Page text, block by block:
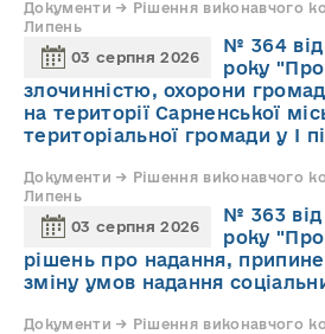
Документи → Рішення виконавчого
Липень
03 серпня 2026
№ 364 від
року "Про
злочинністю, охорони
на території Сарненської
територіальної громади у І
Документи → Рішення виконавчого
Липень
03 серпня 2026
№ 363 від
року
рішень про надання,
зміну умов надання
Документи → Рішення виконавчого